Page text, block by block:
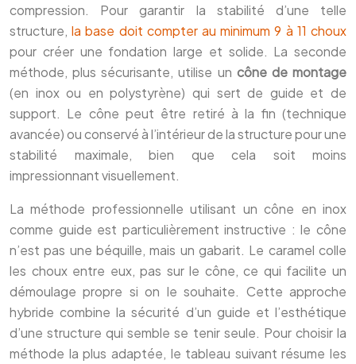
compression. Pour garantir la stabilité d’une telle
structure,la base doit compter au minimum 9 à 11 choux
pour créer une fondation large et solide. La seconde
méthode, plus sécurisante, utilise un cône de montage
(en inox ou en polystyrène) qui sert de guide et de
support. Le cône peut être retiré à la fin (technique
avancée) ou conservé à l’intérieur de la structure pour une
stabilité maximale, bien que cela soit moins
impressionnant visuellement.
La méthode professionnelle utilisant un cône en inox
comme guide est particulièrement instructive : le cône
n’est pas une béquille, mais un gabarit. Le caramel colle
les choux entre eux, pas sur le cône, ce qui facilite un
démoulage propre si on le souhaite. Cette approche
hybride combine la sécurité d’un guide et l’esthétique
d’une structure qui semble se tenir seule. Pour choisir la
méthode la plus adaptée, le tableau suivant résume les